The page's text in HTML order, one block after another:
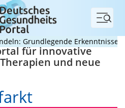
Menü
Grundlegende Erkenntnisse zur
für innovative
und neue